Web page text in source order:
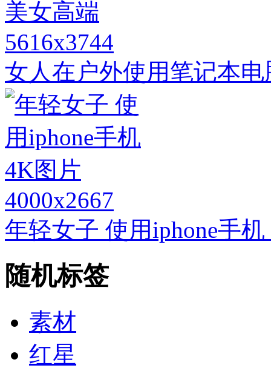
5616x3744
女人在户外使用笔记本
4000x2667
年轻女子 使用iphone手
随机标签
素材
红星